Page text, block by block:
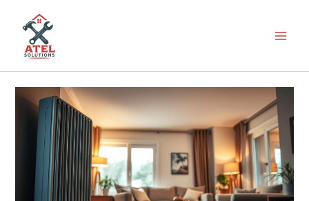
contenu